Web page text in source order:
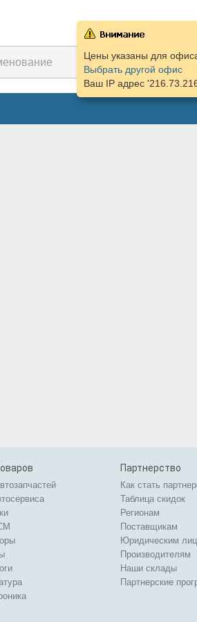
Цены указаны для
Выбрать другой офис
Ваш IP адрес
Партнерство
Как стать
Таблица скидок
Регионам
Поставщикам
Юридическим
Производителям
Наши склады
Партнерские